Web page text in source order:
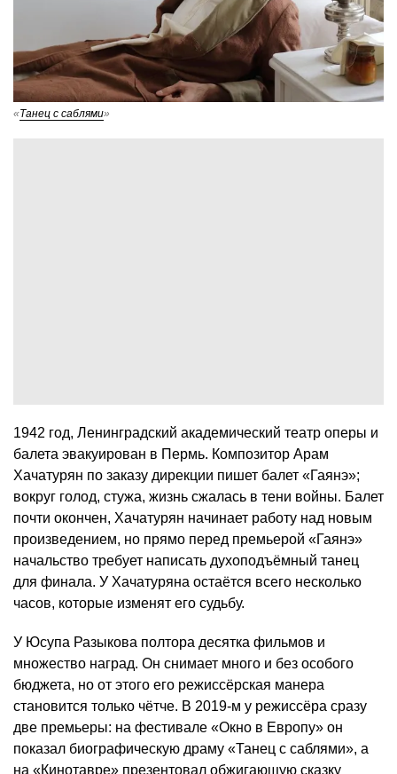
«Танец с саблями»
1942 год, Ленинградский академический театр оперы и
балета эвакуирован в Пермь. Композитор Арам
Хачатурян по заказу дирекции пишет балет «Гаянэ»;
вокруг голод, стужа, жизнь сжалась в тени войны. Балет
почти окончен, Хачатурян начинает работу над новым
произведением, но прямо перед премьерой «Гаянэ»
начальство требует написать духоподъёмный танец
для финала. У Хачатуряна остаётся всего несколько
часов, которые изменят его судьбу.
У Юсупа Разыкова полтора десятка фильмов и
множество наград. Он снимает много и без особого
бюджета, но от этого его режиссёрская манера
становится только чётче. В 2019-м у режиссёра сразу
две премьеры: на фестивале «Окно в Европу» он
показал биографическую драму «Танец с саблями», а
на «Кинотавре» презентовал обжигающую сказку